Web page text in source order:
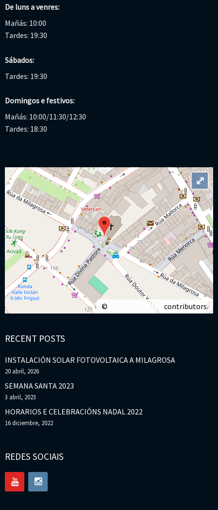
De luns a venres:
Mañás: 10:00
Tardes: 19:30
Sábados:
Tardes: 19:30
Domingos e festivos:
Mañás: 10:00/11:30/12:30
Tardes: 18:30
© OpenStreetMap contributors.
⤢
RECENT POSTS
INSTALACIÓN SOLAR FOTOVOLTAICA A MILAGROSA
20 abril, 2026
SEMANA SANTA 2023
3 abril, 2023
HORARIOS E CELEBRACIÓNS NADAL 2022
16 diciembre, 2022
REDES SOCIAIS